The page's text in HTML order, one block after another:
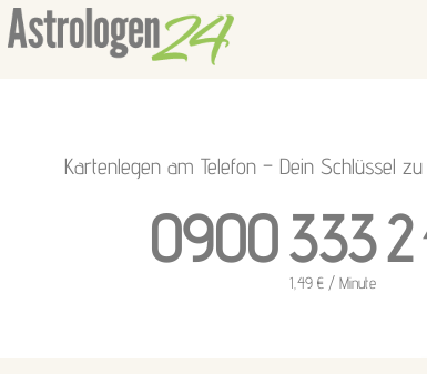
Kartenlegen am Telefon – Dein Schlüssel
0900 333
1,49 € / Minute